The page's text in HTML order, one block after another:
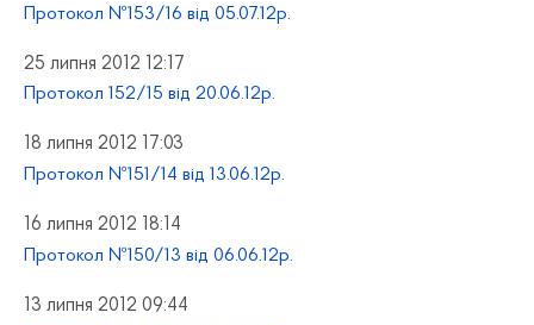
Протокол №153/16 від 05.07.12р.
25 липня 2012 12:17
Протокол 152/15 від 20.06.12р.
18 липня 2012 17:03
Протокол №151/14 від 13.06.12р.
16 липня 2012 18:14
Протокол №150/13 від 06.06.12р.
13 липня 2012 09:44